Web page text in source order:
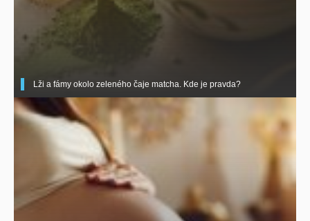
Lži a fámy okolo zeleného čaje matcha. Kde je pravda?